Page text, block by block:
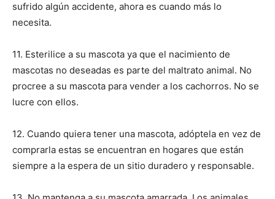
sufrido algún accidente, ahora es cuando más lo
necesita.
11. Esterilice a su mascota ya que el nacimiento de
mascotas no deseadas es parte del maltrato animal. No
procree a su mascota para vender a los cachorros. No se
lucre con ellos.
12. Cuando quiera tener una mascota, adóptela en vez de
comprarla estas se encuentran en hogares que están
siempre a la espera de un sitio duradero y responsable.